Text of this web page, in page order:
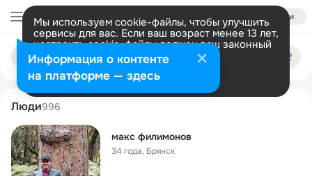
Войти
Мы используем cookie-файлы, чтобы улучшить
сервисы для вас. Если ваш возраст менее 13 лет,
настроить cookie-файлы должен ваш законный
представитель. Больше информации
Разрешить все Настроить
Поиск
людям
maks filimonov
Люди996
макс филимонов
34 года, Брянск
Информация о контенте
на платформе — здесь